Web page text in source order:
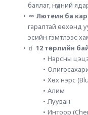
баялаг, нүдний
🥕 Лютеин ба
гаралтай өөхөнд
эсийн гэмтлээс
🧃 12 төрлийн
Нарсны
Хөх нэрс
Алим
Лууван
Интоор